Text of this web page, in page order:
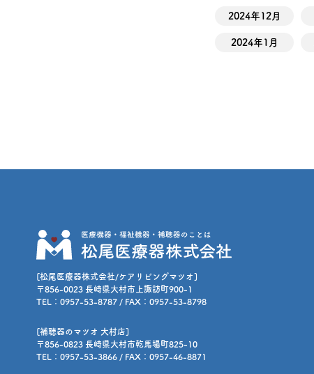
2024年12月
2024年1月
[松尾医療器株式会社/ケアリビングマツオ]
〒856-0023 長崎県大村市上諏訪町900-1
TEL：0957-53-8787 / FAX：0957-53-8798
[補聴器のマツオ 大村店]
〒856-0823 長崎県大村市乾馬場町825-10
TEL：0957-53-3866 / FAX：0957-46-8871